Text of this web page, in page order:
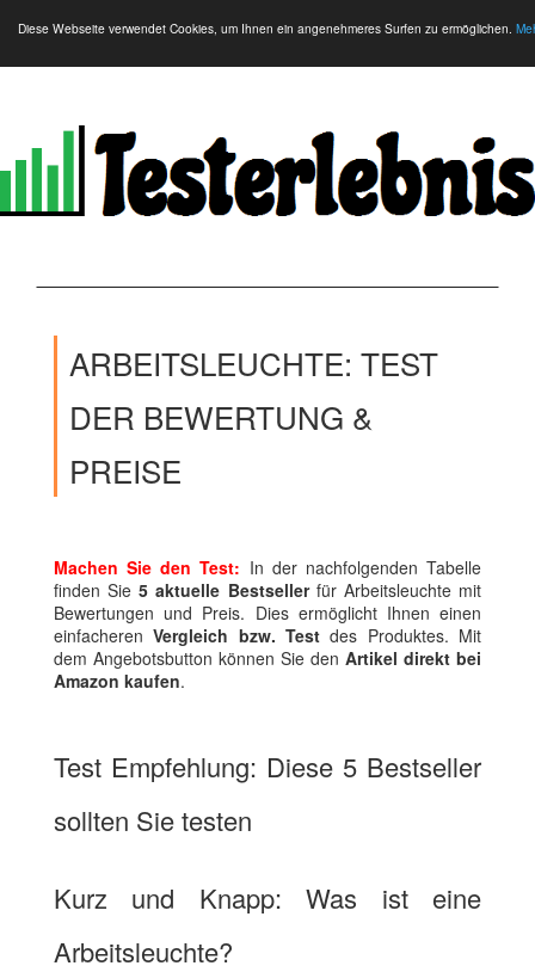
Diese Webseite verwendet Cookies, um Ihnen ein angenehmeres Surfen zu ermöglichen.
ARBEITSLEUCHTE: TEST
DER BEWERTUNG &
PREISE
Machen Sie den Test: In der nachfolgenden Tabelle
finden Sie 5 aktuelle Bestsellerfür Arbeitsleuchte mit
Bewertungen und Preis. Dies ermöglicht Ihnen einen
einfacherenVergleich bzw. Test des Produktes. Mit
dem Angebotsbutton können Sie den Artikel direkt bei
Amazon kaufen.
Test Empfehlung: Diese 5 Bestseller
sollten Sie testen
Kurz und Knapp: Was ist eine
Arbeitsleuchte?